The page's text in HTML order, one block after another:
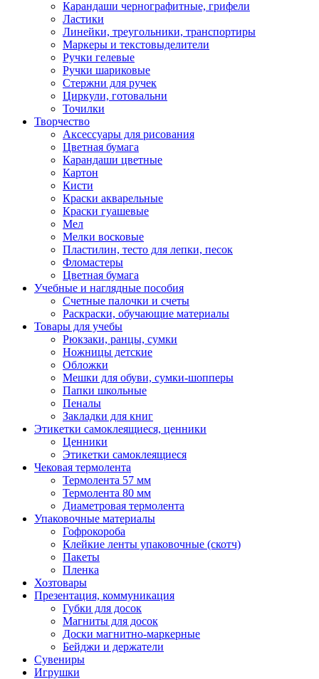
Карандаши чернографитные, грифели
Ластики
Линейки, треугольники, транспортиры
Маркеры и текстовыделители
Ручки гелевые
Ручки шариковые
Стержни для ручек
Циркули, готовальни
Точилки
Творчество
Аксессуары для рисования
Цветная бумага
Карандаши цветные
Картон
Кисти
Краски акварельные
Краски гуашевые
Мел
Мелки восковые
Пластилин, тесто для лепки, песок
Фломастеры
Цветная бумага
Учебные и наглядные пособия
Счетные палочки и счеты
Раскраски, обучающие материалы
Товары для учебы
Рюкзаки, ранцы, сумки
Ножницы детские
Обложки
Мешки для обуви, сумки-шопперы
Папки школьные
Пеналы
Закладки для книг
Этикетки самоклеящиеся, ценники
Ценники
Этикетки самоклеящиеся
Чековая термолента
Термолента 57 мм
Термолента 80 мм
Диаметровая термолента
Упаковочные материалы
Гофрокороба
Клейкие ленты упаковочные (скотч)
Пакеты
Пленка
Хозтовары
Презентация, коммуникация
Губки для досок
Магниты для досок
Доски магнитно-маркерные
Бейджи и держатели
Сувениры
Игрушки